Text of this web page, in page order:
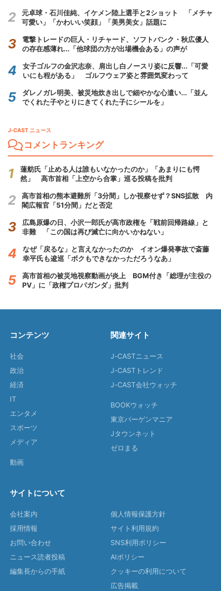
元卓球・石川佳純、イケメン陸上選手と2ショット 「メチャ
可愛い」「かわいい笑顔」「美男美女」話題に
電撃トレードの巨人・リチャード、ソフトバンク・秋広優人
の存在感薄れ...「他球団の方が出場機会ある」の声が
女子ゴルフの金沢志奈、肩出し白ノースリ姿に反響...「可愛
いにも程がある」 ゴルフウェア姿と雰囲気変わって
ダレノガレ明美、被災地炊き出しで細やかな心遣い...「並ん
でくれた子やとりにきてくれた子にシールを」
J-CAST ニュース
コメントランキング
蓮舫氏「止める人は誰もいなかったのか」「あまりにも愕
然」 高市首相「上空から合掌」巡る投稿を批判
高市首相の熊本避難所「3分間」しか視察せず？SNS拡散 内
閣広報官「51分間」だと否定
広島原爆の日、小沢一郎氏が高市政権を「戦前回帰路線」と
非難 「この国は再び滅亡に向かいかねない」
なぜ「戻るな」と言えなかったのか イオン爆発事故で斎藤
幸平氏も逡巡「ボクもできなかっただろうなあ」
高市首相の被災地視察動画が炎上 BGM付き「総理が主役の
PV」に「政権プロパガンダ」批判
コンテンツ
社会
政治
経済
IT
エンタメ
スポーツ
メディア
動画
関連サイト
J-CASTニュース
J-CASTトレンド
J-CAST会社ウォッチ
BOOKウォッチ
東京バーゲンマニア
Jタウンネット
ゼロまる
サイトについて
会社案内
採用情報
お問い合わせ
ニュース読者投稿
編集長からの手紙
個人情報保護方針
サイト利用規約
SNS利用ポリシー
AIポリシー
クッキーの利用について
広告掲載